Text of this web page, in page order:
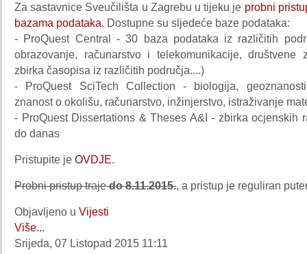
Za sastavnice Sveučilišta u Zagrebu u tijeku je probni
bazama podataka. Dostupne su sljedeće baze podataka:
- ProQuest Central - 30 baza podataka iz različitih
obrazovanje, računarstvo i telekomunikacije, društvene
zbirka časopisa iz različitih područja....)
- ProQuest SciTech Collection - biologija,
znanost o okolišu, računarstvo, inžinjerstvo, istraživanje
- ProQuest Dissertations & Theses A&I - zbirka ocjenskih
do danas
Pristupite je OVDJE.
Probni pristup trajedo 8.11.2015., a pristup je reguliran
Objavljeno u Vijesti
Više...
Srijeda, 07 Listopad 2015 11:11